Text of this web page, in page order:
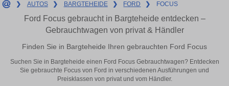
❯ AUTOS ❯ BARGTEHEIDE ❯ FORD ❯ FOCUS
Ford Focus gebraucht in Bargteheide entdecken –
Gebrauchtwagen von privat & Händler
Finden Sie in Bargteheide Ihren gebrauchten Ford Focus
Suchen Sie in Bargteheide einen Ford Focus Gebrauchtwagen? Entdecken
Sie gebrauchte Focus von Ford in verschiedenen Ausführungen und
Preisklassen von privat und vom Händler.